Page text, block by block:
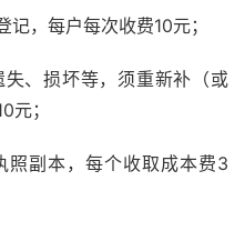
，每户每次收费10元；
、损坏等，须重新补（或
元；
副本，每个收取成本费3